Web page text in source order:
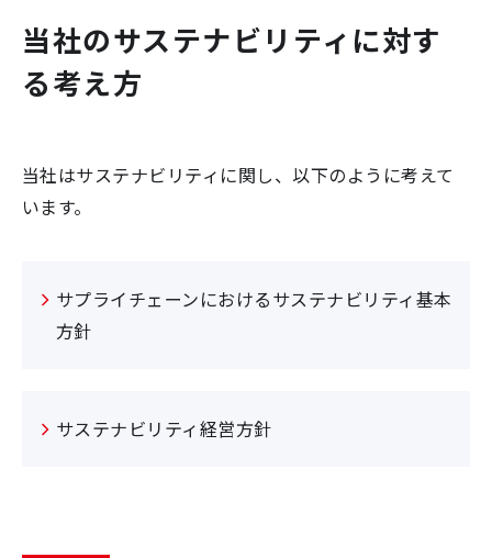
当社のサステナビリティに対す
る考え方
当社はサステナビリティに関し、以下のように考えて
います。
サプライチェーンにおけるサステナビリティ基本
方針
サステナビリティ経営方針